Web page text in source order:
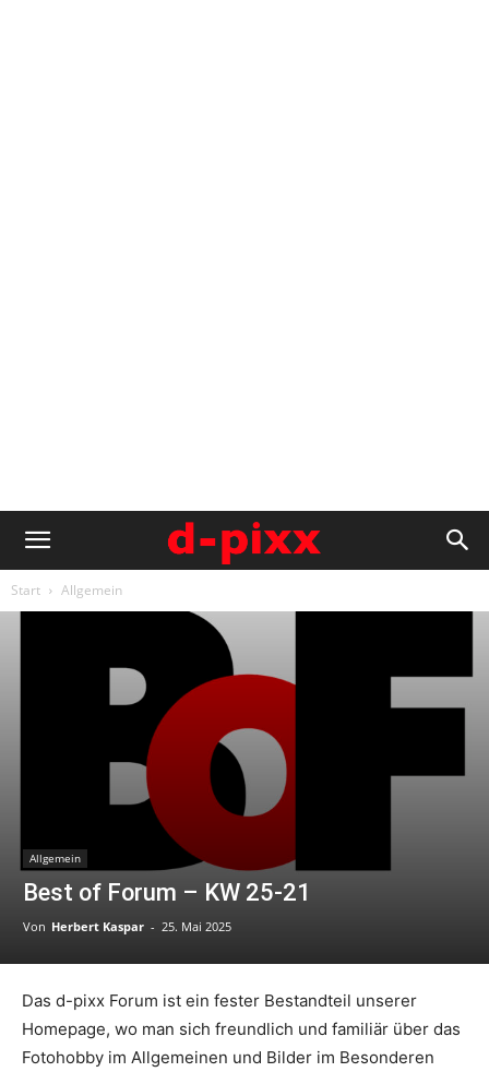
Start Allgemein
Allgemein
Best of Forum – KW 25-21
Von Herbert Kaspar - 25. Mai 2025
Das d-pixx Forum ist ein fester Bestandteil unserer
Homepage, wo man sich freundlich und familiär über das
Fotohobby im Allgemeinen und Bilder im Besonderen